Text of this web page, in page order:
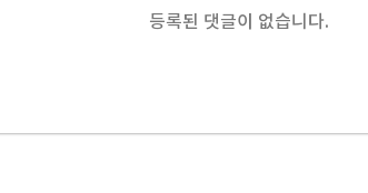
등록된 댓글이 없습니다.